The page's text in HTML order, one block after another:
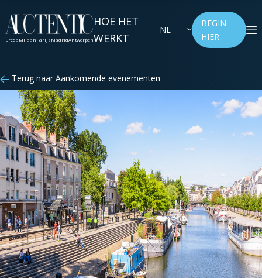
BredaMilaanParijsMadridAntwerpen
HOE HET
WERKT
NL
BEGIN
HIER
Terug naar Aankomende evenementen